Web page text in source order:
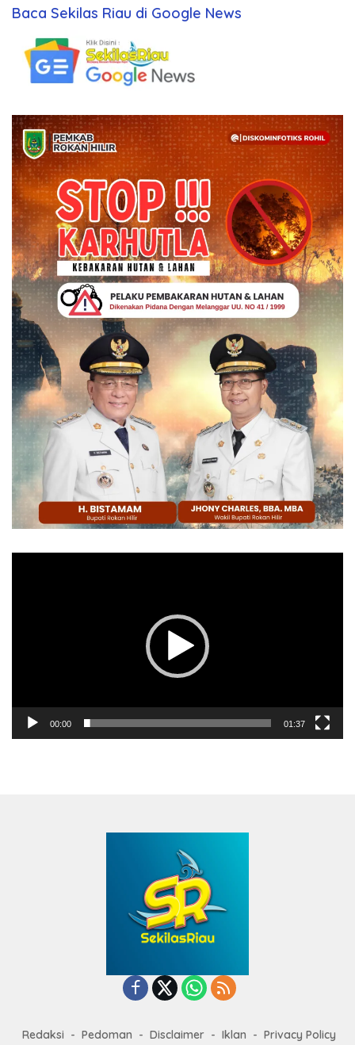
Baca Sekilas Riau di Google News
00:00 01:37
Redaksi Pedoman Disclaimer Iklan Privacy Policy